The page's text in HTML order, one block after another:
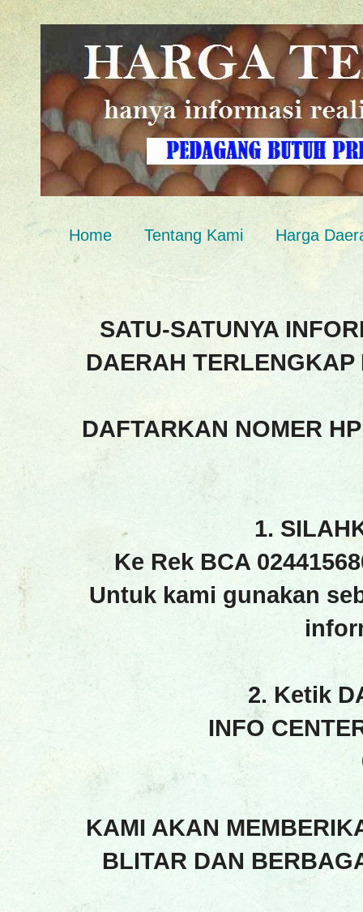
Home Tentang Kami Harga
SATU-SATUNYA
DAERAH TERLENGKAP
DAFTARKAN NOMER
1.
Ke Rek BCA
Untuk kami gunakan
2. Ketik
INFO
KAMI AKAN
BLITAR DAN